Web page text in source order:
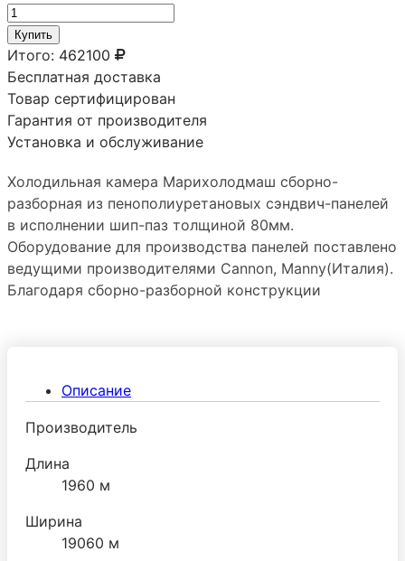
Купить
Итого: 462100
Бесплатная доставка
Товар сертифицирован
Гарантия от производителя
Установка и обслуживание
Холодильная камера Марихолодмаш сборно-
разборная из пенополиуретановых сэндвич-панелей
в исполнении шип-паз толщиной 80мм.
Оборудование для производства панелей поставлено
ведущими производителями Сannon, Manny(Италия).
Благодаря сборно-разборной конструкции
(Италия)Описание
Производитель
Длина
1960 м
Ширина
19060 м